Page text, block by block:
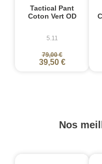
Tactical Pant
Coton Vert OD
5.11
79,00 €
39,50 €
Nos